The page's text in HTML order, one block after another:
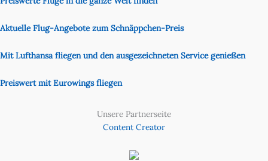
Aktuelle Flug-Angebote zum Schnäppchen-Preis
Mit Lufthansa fliegen und den ausgezeichneten Service genießen
Preiswert mit Eurowings fliegen
Unsere Partnerseite
Content Creator